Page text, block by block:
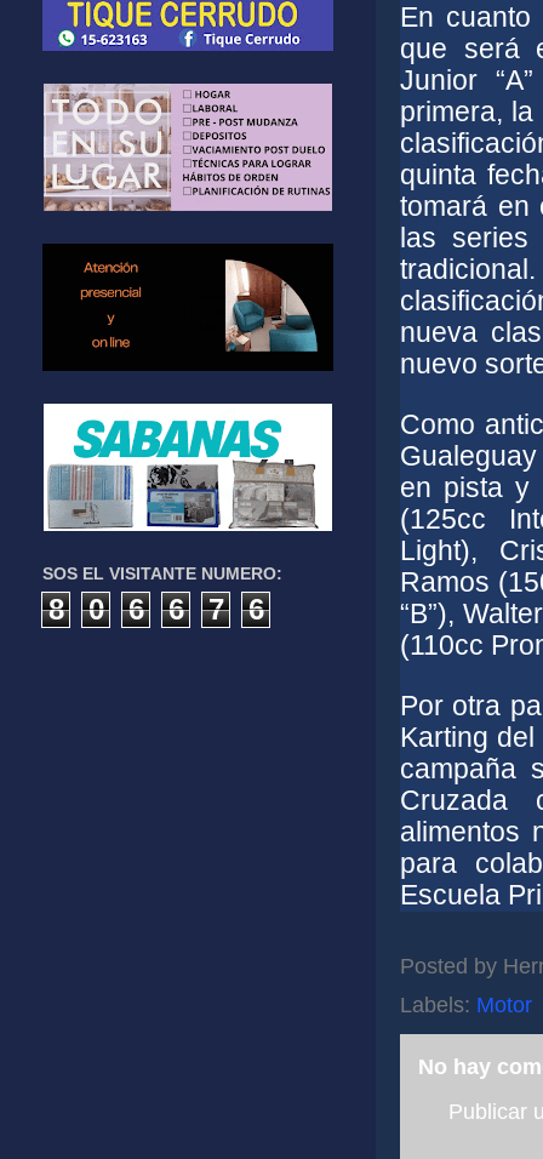
En
que será
Junior
primera,
quinta
tomará en
las series
nueva
nuevo
Como
en pista y
(125cc
Light),
Ramos
“B”),
(110cc
Por otra
Karting
campaña
Cruzada
alimentos
para
Escuela
Posted by
Labels: Motor
No hay
Publicar
SOS EL VISITANTE NUMERO:
8 0 6 6 7 6